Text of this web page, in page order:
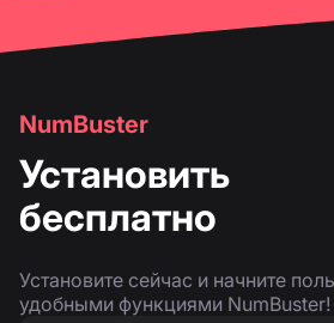
NumBuster
Установить
бесплатно
Установите сейчас и начните
удобными функциями NumBuster!